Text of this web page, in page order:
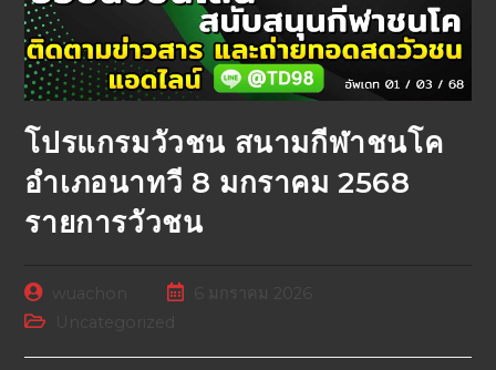
โปรแกรมวัวชน สนามกีฬาชนโค
อำเภอนาทวี 8 มกราคม 2568
รายการวัวชน
Uncategorized